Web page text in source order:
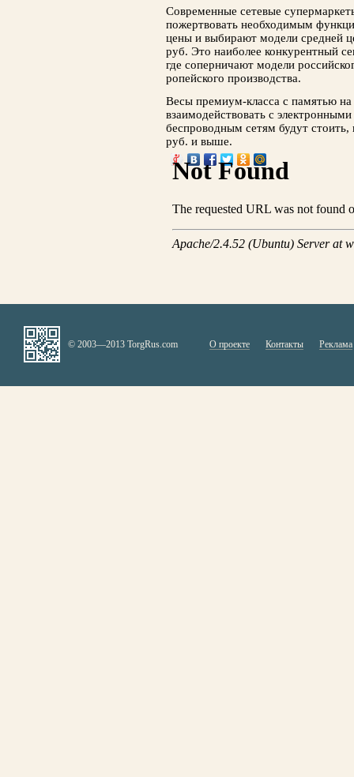
Современные сетевые
пожерт­вовать необходимым
цены и выби­рают модели средней
руб. Это наиболее конкурентный
где соперничают модели
ропейского производства.
Весы премиум-класса с памятью
вза­имодействовать с
беспровод­ным сетям будут
руб. и выше.
© 2003—2013 TorgRus.com О проекте Контакты Реклама